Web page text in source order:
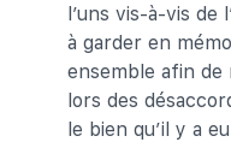
l’uns vis-à-vis de
à garder en
ensemble afin de
lors des
le bien qu’il y a